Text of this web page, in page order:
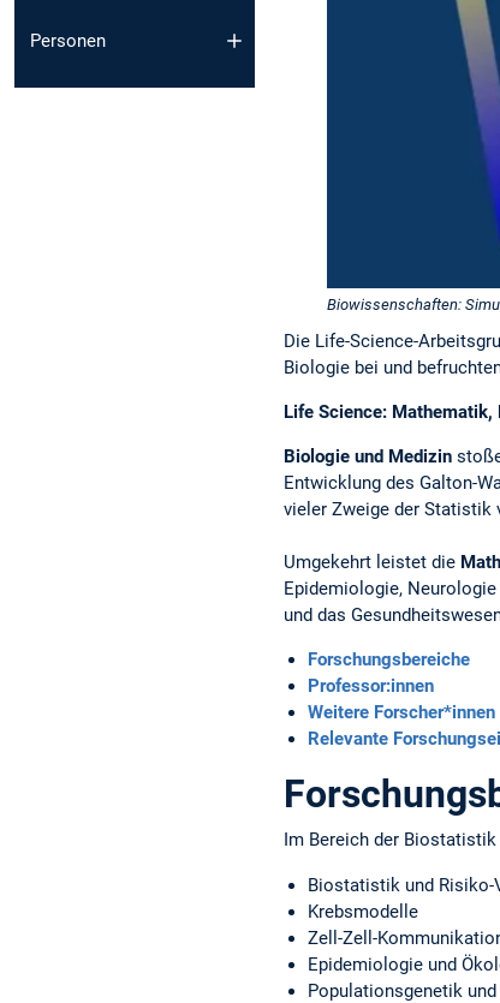
Personen
Biowissenschaften:
Die Life-Science-
Biologie bei und
Life Science:
Biologie und Medizin
Entwicklung des Galton-
vieler Zweige der Statistik
Umgekehrt leistet die
Epidemiologie,
und das
Forschungsbereiche
Professor:innen
Weitere Forscher*innen
Relevante
Im Bereich der
Biostatistik und Risiko-
Krebsmodelle
Zell-Zell-
Epidemiologie und
Populationsgenetik